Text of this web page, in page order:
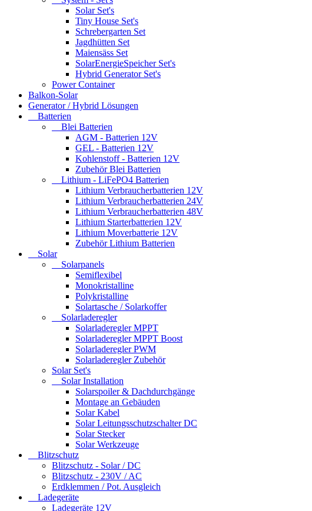
Solar Set's
Tiny House Set's
Schrebergarten Set
Jagdhütten Set
Maiensäss Set
SolarEnergieSpeicher Set's
Hybrid Generator Set's
Power Container
Balkon-Solar
Generator / Hybrid Lösungen
Batterien
Blei Batterien
AGM - Batterien 12V
GEL - Batterien 12V
Kohlenstoff - Batterien 12V
Zubehör Blei Batterien
Lithium - LiFePO4 Batterien
Lithium Verbraucherbatterien 12V
Lithium Verbraucherbatterien 24V
Lithium Verbraucherbatterien 48V
Lithium Starterbatterien 12V
Lithium Moverbatterie 12V
Zubehör Lithium Batterien
Solar
Solarpanels
Semiflexibel
Monokristalline
Polykristalline
Solartasche / Solarkoffer
Solarladeregler
Solarladeregler MPPT
Solarladeregler MPPT Boost
Solarladeregler PWM
Solarladeregler Zubehör
Solar Set's
Solar Installation
Solarspoiler & Dachdurchgänge
Montage an Gebäuden
Solar Kabel
Solar Leitungsschutzschalter DC
Solar Stecker
Solar Werkzeuge
Blitzschutz
Blitzschutz - Solar / DC
Blitzschutz - 230V / AC
Erdklemmen / Pot. Ausgleich
Ladegeräte
Ladegeräte 12V